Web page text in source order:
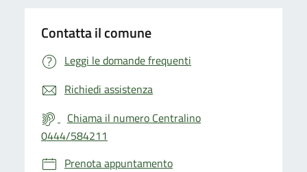
Contatta il comune
Leggi le domande frequenti
Richiedi assistenza
Chiama il numero Centralino
0444/584211
Prenota appuntamento